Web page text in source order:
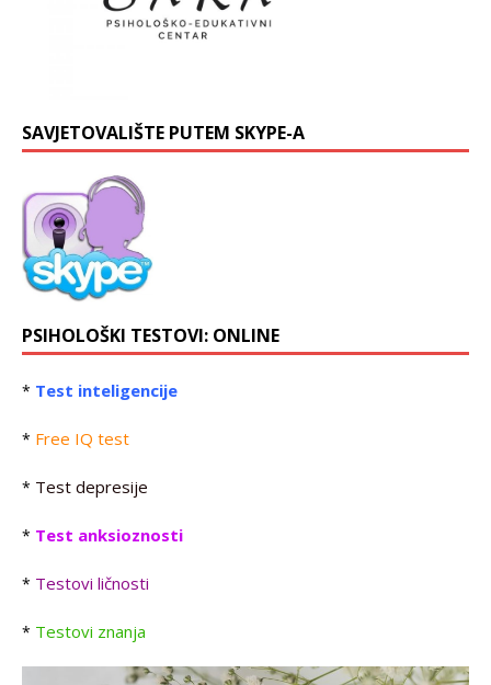
SAVJETOVALIŠTE PUTEM SKYPE-A
PSIHOLOŠKI TESTOVI: ONLINE
* Test inteligencije
* Free IQ test
* Test depresije
* Test anksioznosti
* Testovi ličnosti
* Testovi znanja